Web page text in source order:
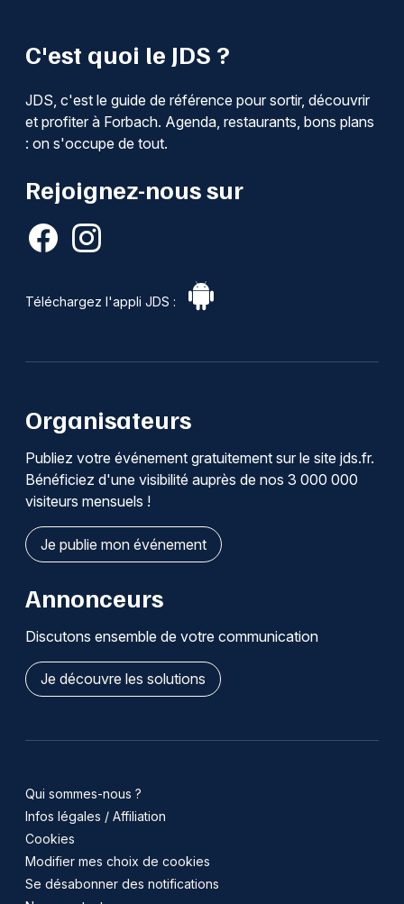
C'est quoi le JDS ?
JDS, c'est le guide de référence pour sortir, découvrir
et profiter à Forbach. Agenda, restaurants, bons plans
: on s'occupe de tout.
Rejoignez-nous sur
Téléchargez l'appli JDS :
Organisateurs
Publiez votre événement gratuitement sur le site jds.fr.
Bénéficiez d'une visibilité auprès de nos 3 000 000
visiteurs mensuels !
Je publie mon événement
Annonceurs
Discutons ensemble de votre communication
Je découvre les solutions
Qui sommes-nous ?
Infos légales / Affiliation
Cookies
Modifier mes choix de cookies
Se désabonner des notifications